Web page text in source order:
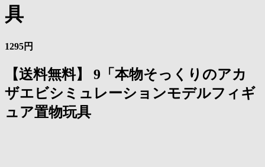
具
1295円
【送料無料】 9「本物そっくりのアカ
ザエビシミュレーションモデルフィギ
ュア置物玩具